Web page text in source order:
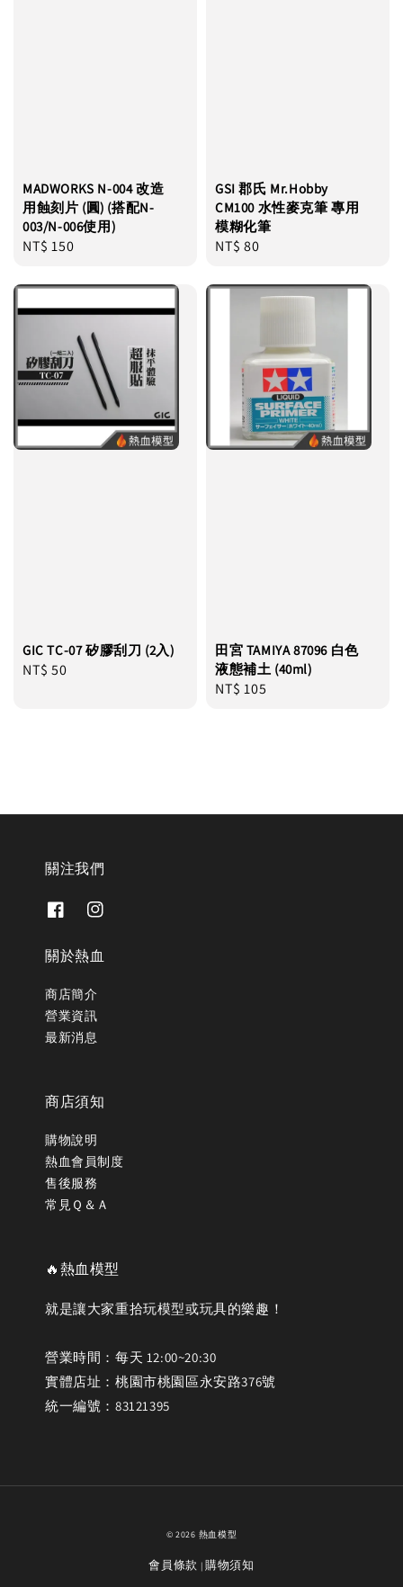
MADWORKS N-004 改造
用蝕刻片 (圓) (搭配N-
003/N-006使用)
Regular
NT$ 150
GSI 郡氏 Mr.Hobby
CM100 水性麥克筆 專用
模糊化筆
Regular
NT$ 80
GIC TC-07 矽膠刮刀 (2入)
Regular
NT$ 50
田宮 TAMIYA 87096 白色
液態補土 (40ml)
Regular
NT$ 105
關注我們
關於熱血
商店簡介
營業資訊
最新消息
商店須知
購物說明
熱血會員制度
售後服務
常見Ｑ＆Ａ
🔥熱血模型
就是讓大家重拾玩模型或玩具的樂趣！
營業時間：每天 12:00~20:30
實體店址：桃園市桃園區永安路376號
統一編號：83121395
© 2026 熱血模型
會員條款 |購物須知